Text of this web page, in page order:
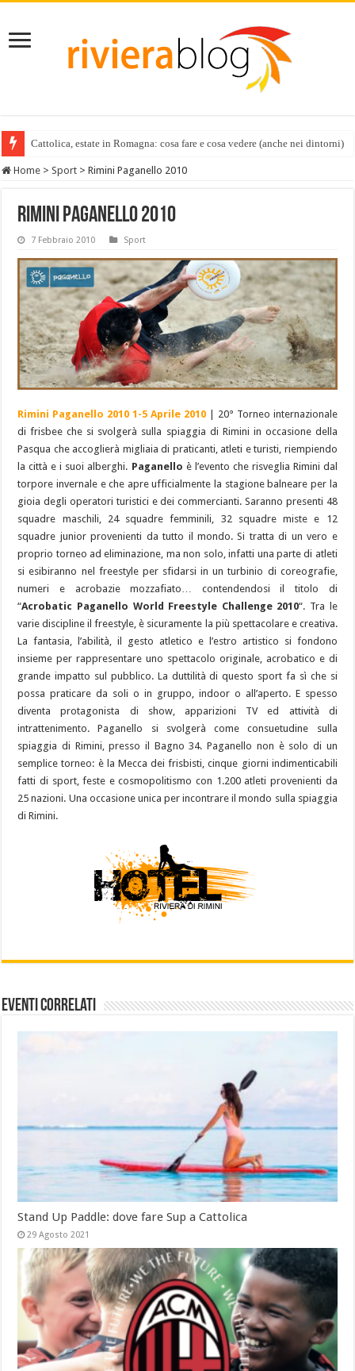
Cattolica, estate in Romagna: cosa fare e cosa vedere (anche nei dintorni)
Home > Sport > Rimini Paganello 2010
Rimini Paganello 2010
7 Febbraio 2010 Sport
Rimini Paganello 2010 1-5 Aprile 2010
| 20° Torneo internazionale
di frisbee che si svolgerà sulla spiaggia di Rimini in occasione della
Pasqua che accoglierà migliaia di praticanti, atleti e turisti, riempiendo
la città e i suoi alberghi. Paganello è l’evento che risveglia Rimini dal
torpore invernale e che apre ufficialmente la stagione balneare per la
gioia degli operatori turistici e dei commercianti. Saranno presenti 48
squadre maschili, 24 squadre femminili, 32 squadre miste e 12
squadre junior provenienti da tutto il mondo. Si tratta di un vero e
proprio torneo ad eliminazione, ma non solo, infatti una parte di atleti
si esibiranno nel freestyle per sfidarsi in un turbinio di coreografie,
numeri e acrobazie mozzafiato… contendendosi il titolo di
“Acrobatic Paganello World Freestyle Challenge 2010“. Tra le
varie discipline il freestyle, è sicuramente la più spettacolare e creativa.
La fantasia, l’abilità, il gesto atletico e l’estro artistico si fondono
insieme per rappresentare uno spettacolo originale, acrobatico e di
grande impatto sul pubblico. La duttilità di questo sport fa sì che si
possa praticare da soli o in gruppo, indoor o all’aperto. E spesso
diventa protagonista di show, apparizioni TV ed attività di
intrattenimento. Paganello si svolgerà come consuetudine sulla
spiaggia di Rimini, presso il Bagno 34. Paganello non è solo di un
semplice torneo: è la Mecca dei frisbisti, cinque giorni indimenticabili
fatti di sport, feste e cosmopolitismo con 1.200 atleti provenienti da
25 nazioni. Una occasione unica per incontrare il mondo sulla spiaggia
di Rimini.
Eventi Correlati
Stand Up Paddle: dove fare Sup a Cattolica
29 Agosto 2021